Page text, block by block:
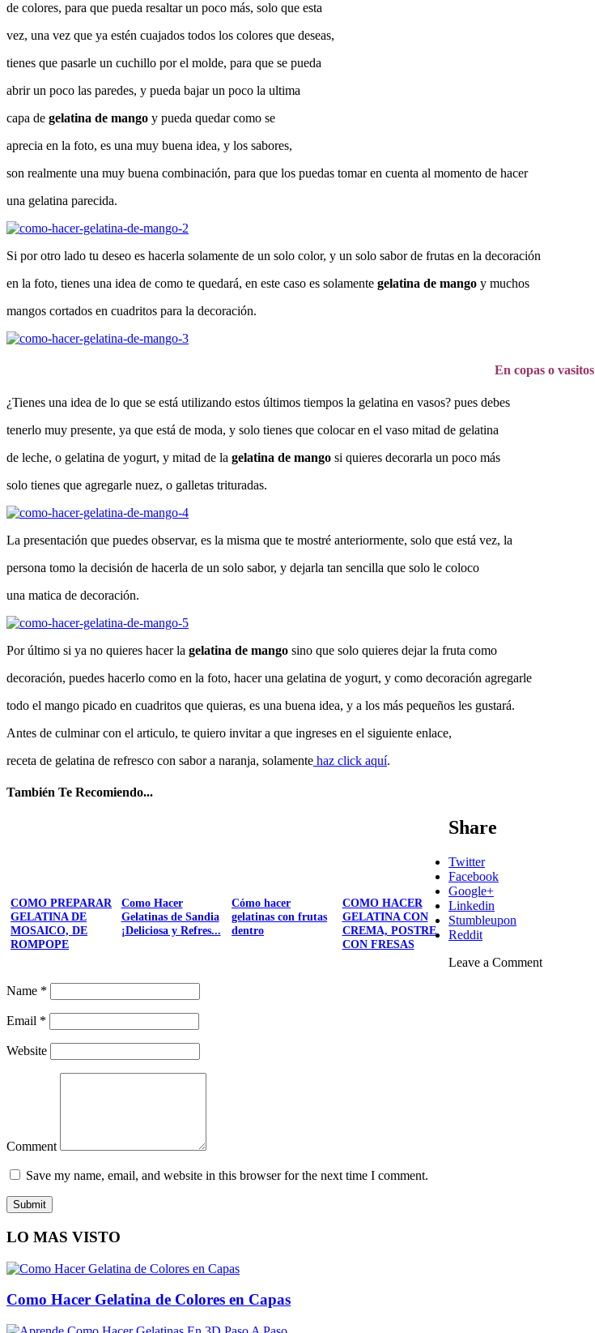
de colores, para que pueda resaltar un poco más, solo que esta
vez, una vez que ya estén cuajados todos los colores que deseas,
tienes que pasarle un cuchillo por el molde, para que se pueda
abrir un poco las paredes, y pueda bajar un poco la ultima
capa de gelatina de mango y pueda quedar como se
aprecia en la foto, es una muy buena idea, y los sabores,
son realmente una muy buena combinación, para que los puedas tomar en cuenta al momento de hacer
una gelatina parecida.
Si por otro lado tu deseo es hacerla solamente de un solo color, y un solo sabor de frutas en la decoración
en la foto, tienes una idea de como te quedará, en este caso es solamente gelatina de mango y muchos
mangos cortados en cuadritos para la decoración.
En copas o vasitos
¿Tienes una idea de lo que se está utilizando estos últimos tiempos la gelatina en vasos? pues debes
tenerlo muy presente, ya que está de moda, y solo tienes que colocar en el vaso mitad de gelatina
de leche, o gelatina de yogurt, y mitad de la gelatina de mango si quieres decorarla un poco más
solo tienes que agregarle nuez, o galletas trituradas.
La presentación que puedes observar, es la misma que te mostré anteriormente, solo que está vez, la
persona tomo la decisión de hacerla de un solo sabor, y dejarla tan sencilla que solo le coloco
una matica de decoración.
Por último si ya no quieres hacer la gelatina de mango sino que solo quieres dejar la fruta como
decoración, puedes hacerlo como en la foto, hacer una gelatina de yogurt, y como decoración agregarle
todo el mango picado en cuadritos que quieras, es una buena idea, y a los más pequeños les gustará.
Antes de culminar con el articulo, te quiero invitar a que ingreses en el siguiente enlace,
receta de gelatina de refresco con sabor a naranja, solamente haz click aquí.
También Te Recomiendo...
COMO PREPARAR
GELATINA DE
MOSAICO, DE
ROMPOPE
Como Hacer
Gelatinas de Sandia
¡Deliciosa y Refres...
Cómo hacer
gelatinas con frutas
dentro
COMO HACER
GELATINA CON
CREMA, POSTRE
CON FRESAS
Share
Twitter
Facebook
Google+
Linkedin
Stumbleupon
Reddit
Leave a Comment
Name *
Email *
Website
Comment
Save my name, email, and website in this browser for the next time I comment.
LO MAS VISTO
Como Hacer Gelatina de Colores en Capas